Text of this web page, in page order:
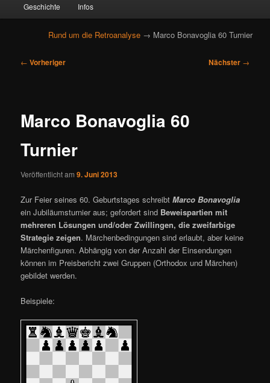
primären
Inhalt
springen
sekundären
Inhalt
springen
Geschichte Infos
Rund um die Retroanalyse → Marco Bonavoglia 60 Turnier
B
a
s
a
i
g
a
t
i
o
n
← Vorheriger Nächster →
Marco Bonavoglia 60
Turnier
Veröffentlicht am9. Juni 2013
Zur Feier seines 60. Geburtstages schreibtMarco Bonavoglia
ein Jubiläumsturnier aus; gefordert sind Beweispartien mit
mehreren Lösungen und/oder Zwillingen, die zweifarbige
Strategie zeigen. Märchenbedingungen sind erlaubt, aber keine
Märchenfiguren. Abhängig von der Anzahl der Einsendungen
können im Preisbericht zwei Gruppen (Orthodox und Märchen)
gebildet werden.
Beispiele: